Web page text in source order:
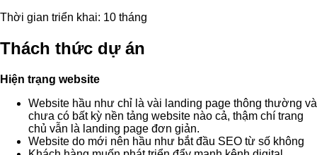
Thời gian triển khai: 10 tháng
Thách thức dự án
Hiện trạng website
Website hầu như chỉ là vài landing page thông thường và
chưa có bất kỳ nền tảng website nào cả, thậm chí trang
chủ vẫn là landing page đơn giản.
Website do mới nên hầu như bắt đầu SEO từ số không